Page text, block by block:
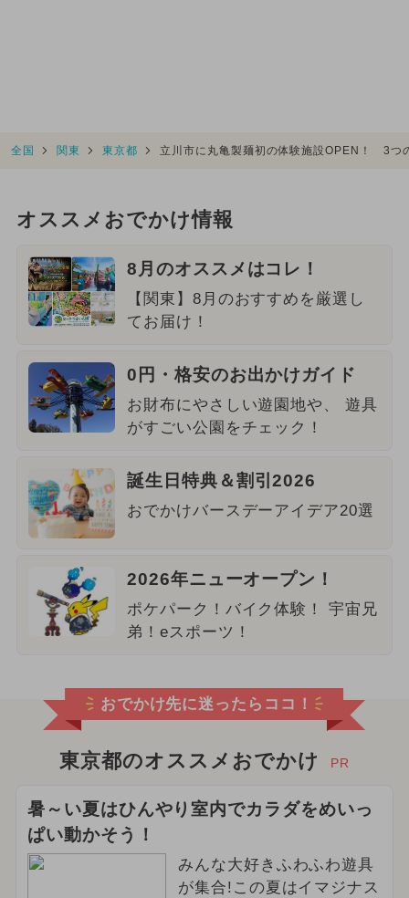
全国 関東 東京都 立川市に丸亀製麺初の体験施設OPEN！ 3つ
オススメおでかけ情報
8月のオススメはコレ！
【関東】8月のおすすめを厳選し
てお届け！
0円・格安のお出かけガイド
お財布にやさしい遊園地や、 遊具
がすごい公園をチェック！
誕生日特典＆割引2026
おでかけバースデーアイデア20選
2026年ニューオープン！
ポケパーク！バイク体験！ 宇宙兄
弟！eスポーツ！
おでかけ先に迷ったらココ！
東京都のオススメおでかけ PR
暑～い夏はひんやり室内でカラダをめいっ
ぱい動かそう！
みんな大好きふわふわ遊具
が集合!この夏はイマジナス